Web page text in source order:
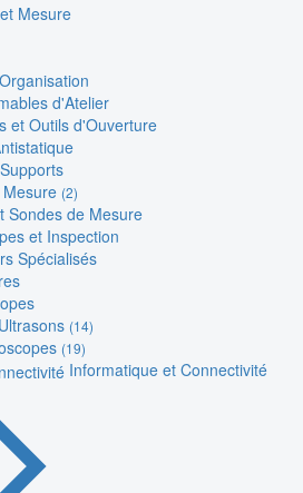
Mesure
d'Atelier
et Outils d'Ouverture
(2)
Sondes de Mesure
et Inspection
Spécialisés
(14)
(19)
Informatique et Connectivité